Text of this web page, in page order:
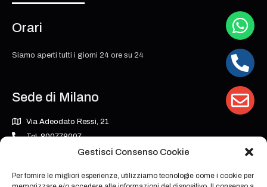
Gestisci Consenso Cookie
Per fornire le migliori esperienze, utilizziamo tecnologie come i cookie per
Orari
Siamo aperti tutti i giorni 24 ore su 24
Sede di Milano
Via Adeodato Ressi, 21
Tel. 800778007
milano@grupposarosinvestigazioni.it